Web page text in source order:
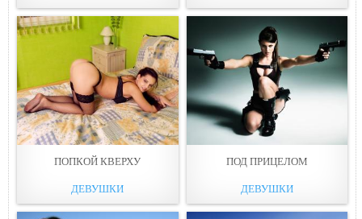
ПОПКОЙ КВЕРХУ
ДЕВУШКИ
ПОД ПРИЦЕЛОМ
ДЕВУШКИ